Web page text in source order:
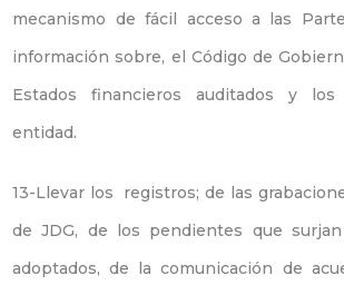
mecanismo de fácil acceso a las
información sobre, el Código de
Estados financieros auditados y
entidad.
13-Llevar los registros; de las
de JDG, de los pendientes que
adoptados, de la comunicación de